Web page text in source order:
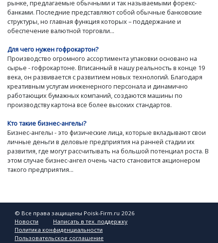
рынке, предлагаемые обычными и так называемыми форекс-
банками. Последние представляют собой обычные банковские
структуры, но главная функция которых – поддержание и
обеспечение валютной торговли...
Для чего нужен гофрокартон?
Производство огромного ассортимента упаковки основано на
сырье - гофрокартоне. Вписанный в нашу реальность в конце 19
века, он развивается с развитием новых технологий. Благодаря
креативным услугам инженерного персонала и динамично
работающих бумажных компаний, создаются машины по
производству картона все более высоких стандартов.
Кто такие бизнес-ангелы?
Бизнес-ангелы - это физические лица, которые вкладывают свои
личные деньги в деловые предприятия на ранней стадии их
развития, где могут рассчитывать на большой потенциал роста. В
этом случае бизнес-ангел очень часто становится акционером
такого предприятия...
© Все права защищены Poisk-Firm.ru 2026
Новости
Написать в тех. поддержку
Политика конфиденциальности
Пользовательское соглашение